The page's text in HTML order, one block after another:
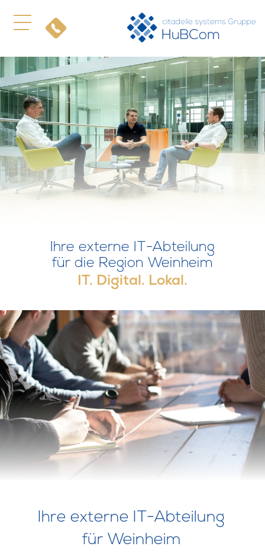
Ihre externe IT-Abteilung
für die Region Weinheim
IT. Digital. Lokal.
Ihre externe IT-Abteilung
für Weinheim